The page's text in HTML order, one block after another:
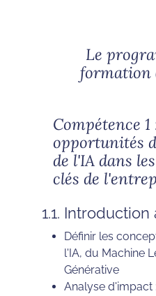
Le
formation
Compétence
opportunités
de l'IA dans
clés de
1.1. Introduction
Définir les
l'IA, du Machine
Générative
Analyse d'impact